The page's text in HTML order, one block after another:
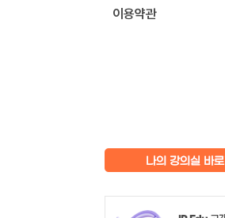
이용약관